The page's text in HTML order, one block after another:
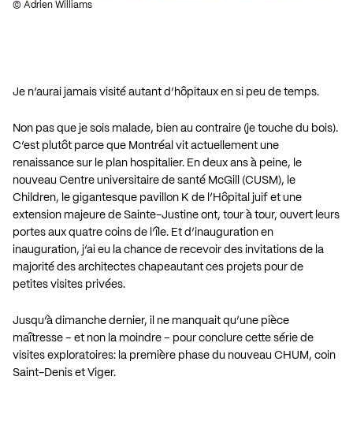
© Adrien Williams
Je n’aurai jamais visité autant d’hôpitaux en si peu de temps.
Non pas que je sois malade, bien au contraire (je touche du bois).
C’est plutôt parce que Montréal vit actuellement une
renaissance sur le plan hospitalier. En deux ans à peine, le
nouveau Centre universitaire de santé McGill (CUSM), le
Children, le gigantesque pavillon K de l’Hôpital juif et une
extension majeure de Sainte-Justine ont, tour à tour, ouvert leurs
portes aux quatre coins de l’île. Et d’inauguration en
inauguration, j’ai eu la chance de recevoir des invitations de la
majorité des architectes chapeautant ces projets pour de
petites visites privées.
Jusqu’à dimanche dernier, il ne manquait qu’une pièce
maîtresse – et non la moindre – pour conclure cette série de
visites exploratoires: la première phase du nouveau CHUM, coin
Saint-Denis et Viger.